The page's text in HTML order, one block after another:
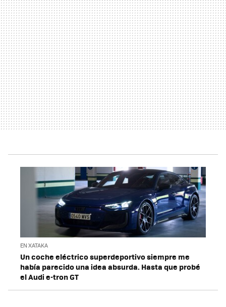
EN XATAKA
Un coche eléctrico superdeportivo siempre me
había parecido una idea absurda. Hasta que probé
el Audi e-tron GT